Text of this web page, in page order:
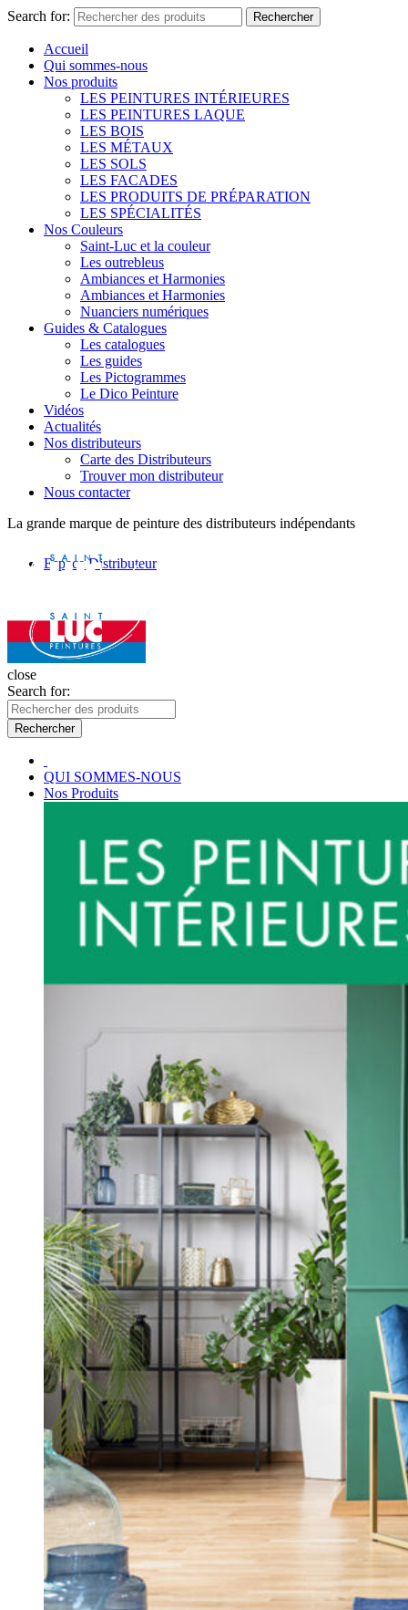
Search for: Rechercher
Accueil
Qui sommes-nous
Nos produits
LES PEINTURES INTÉRIEURES
LES PEINTURES LAQUE
LES BOIS
LES MÉTAUX
LES SOLS
LES FACADES
LES PRODUITS DE PRÉPARATION
LES SPÉCIALITÉS
Nos Couleurs
Saint-Luc et la couleur
Les outrebleus
Ambiances et Harmonies
Ambiances et Harmonies
Nuanciers numériques
Guides & Catalogues
Les catalogues
Les guides
Les Pictogrammes
Le Dico Peinture
Vidéos
Actualités
Nos distributeurs
Carte des Distributeurs
Trouver mon distributeur
Nous contacter
La grande marque de peinture des distributeurs indépendants
Espace Distributeur
close
Search for:
Rechercher
QUI SOMMES-NOUS
Nos Produits